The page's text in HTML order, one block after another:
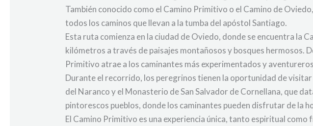
También conocido como el Camino Primitivo o el Camino de
todos los caminos que llevan a la tumba del apóstol Santiago.
Esta ruta comienza en la ciudad de Oviedo, donde se encuentra la
kilómetros a través de paisajes montañosos y bosques hermosos.
Primitivo atrae a los caminantes más experimentados y
Durante el recorrido, los peregrinos tienen la oportunidad de
del Naranco y el Monasterio de San Salvador de Cornellana, que
pintorescos pueblos, donde los caminantes pueden disfrutar de la
El Camino Primitivo es una experiencia única, tanto espiritual